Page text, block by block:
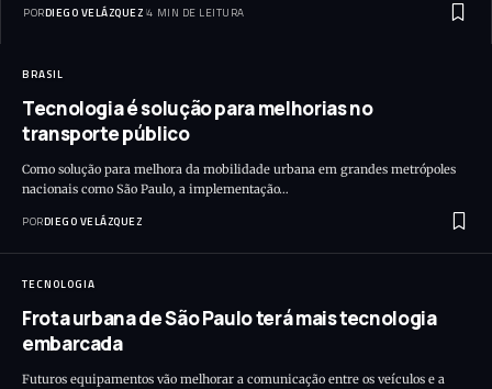
PORDIEGO VELÁZQUEZ 4 MIN DE LEITURA
BRASIL
Tecnologia é solução para melhorias no
transporte público
Como solução para melhora da mobilidade urbana em grandes metrópoles
nacionais como São Paulo, a implementação…
PORDIEGO VELÁZQUEZ
TECNOLOGIA
Frota urbana de São Paulo terá mais tecnologia
embarcada
Futuros equipamentos vão melhorar a comunicação entre os veículos e a